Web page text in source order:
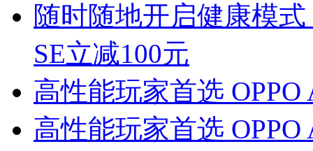
随时随地开启健康模
SE立减100元
高性能玩家首选 OPPO
高性能玩家首选